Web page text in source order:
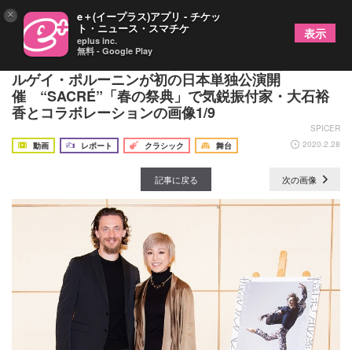
【SPICE特別コメント付き】“世界一優雅な野獣”セ
ルゲイ・ポルーニンが初の日本単独公演開
催 “SACRÉ”「春の祭典」で気鋭振付家・大石裕
香とコラボレーションの画像1/9
SPICER
動画
レポート クラシック 舞台 2020.2.28
記事に戻る 次の画像
× e＋(イープラス)アプリ - チケッ
ト・ニュース・スマチケ
eplus inc.
無料 - Google Play
表示